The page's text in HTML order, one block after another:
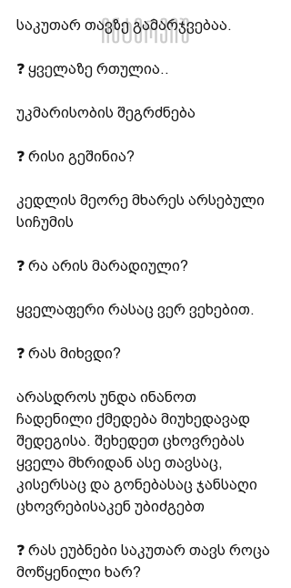
საკუთარ თავზე გამარჯვებაა.
❓ ყველაზე რთულია..
უკმარისობის შეგრძნება
❓ რისი გეშინია?
კედლის მეორე მხარეს არსებული
სიჩუმის
❓ რა არის მარადიული?
ყველაფერი რასაც ვერ ვეხებით.
❓ რას მიხვდი?
არასდროს უნდა ინანოთ
ჩადენილი ქმედება მიუხედავად
შედეგისა. შეხედეთ ცხოვრებას
ყველა მხრიდან ასე თავსაც,
კისერსაც და გონებასაც ჯანსაღი
ცხოვრებისაკენ უბიძგებთ
❓ რას ეუბნები საკუთარ თავს როცა
მოწყენილი ხარ?